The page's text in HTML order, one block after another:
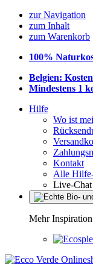
zur Navigation
zum Inhalt
zum Warenkorb
100%
Belgien:
Mindestens 1
Hilfe
Wo ist
Kontakt
Alle
Live-Chat
Mehr Inspiration